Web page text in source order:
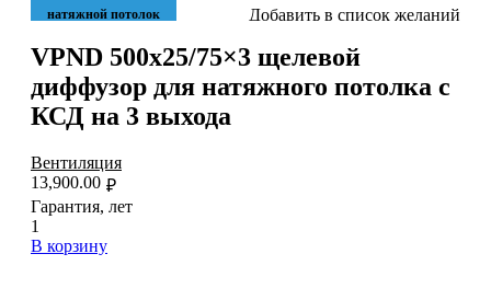
натяжной потолок Добавить в список желаний
VPND 500х25/75×3 щелевой
диффузор для натяжного потолка с
КСД на 3 выхода
Вентиляция
₽
13,900.00
Гарантия, лет
1
В корзину